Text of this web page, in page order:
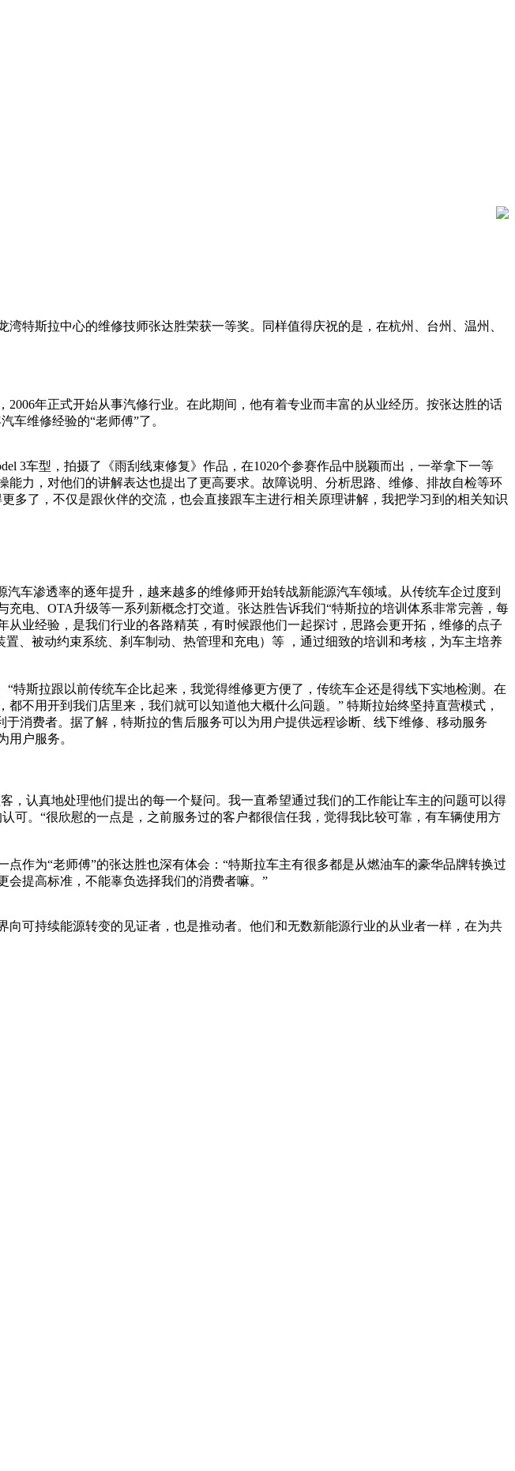
特斯拉中心的维修技师张达胜荣获一等奖。同样值得庆祝的是，在杭州、台州、温州、
年正式开始从事汽修行业。在此期间，他有着专业而丰富的从业经历。按张达胜的话
车维修经验的“老师傅”了。
3车型，拍摄了《雨刮线束修复》作品，在1020个参赛作品中脱颖而出，一举拿下一等
力，对他们的讲解表达也提出了更高要求。故障说明、分析思路、维修、排故自检等环
多了，不仅是跟伙伴的交流，也会直接跟车主进行相关原理讲解，我把学习到的相关知识
车渗透率的逐年提升，越来越多的维修师开始转战新能源汽车领域。从传统车企过度到
电、OTA升级等一系列新概念打交道。张达胜告诉我们“特斯拉的培训体系非常完善，每
业经验，是我们行业的各路精英，有时候跟他们一起探讨，思路会更开拓，维修的点子
、被动约束系统、刹车制动、热管理和充电）等 ，通过细致的培训和考核，为车主培养
斯拉跟以前传统车企比起来，我觉得维修更方便了，传统车企还是得线下实地检测。在
不用开到我们店里来，我们就可以知道他大概什么问题。” 特斯拉始终坚持直营模式，
消费者。据了解，特斯拉的售后服务可以为用户提供远程诊断、线下维修、移动服务
用户服务。
认真地处理他们提出的每一个疑问。我一直希望通过我们的工作能让车主的问题可以得
可。“很欣慰的一点是，之前服务过的客户都很信任我，觉得我比较可靠，有车辆使用方
作为“老师傅”的张达胜也深有体会：“特斯拉车主有很多都是从燃油车的豪华品牌转换过
会提高标准，不能辜负选择我们的消费者嘛。”
可持续能源转变的见证者，也是推动者。他们和无数新能源行业的从业者一样，在为共